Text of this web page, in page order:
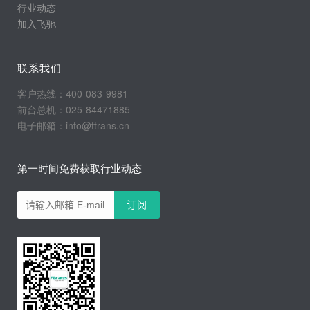
行业动态
加入飞驰
联系我们
客户热线：400-083-9981
前台总机：025-84471885
电子邮箱：info@ftrans.cn
第一时间免费获取行业动态